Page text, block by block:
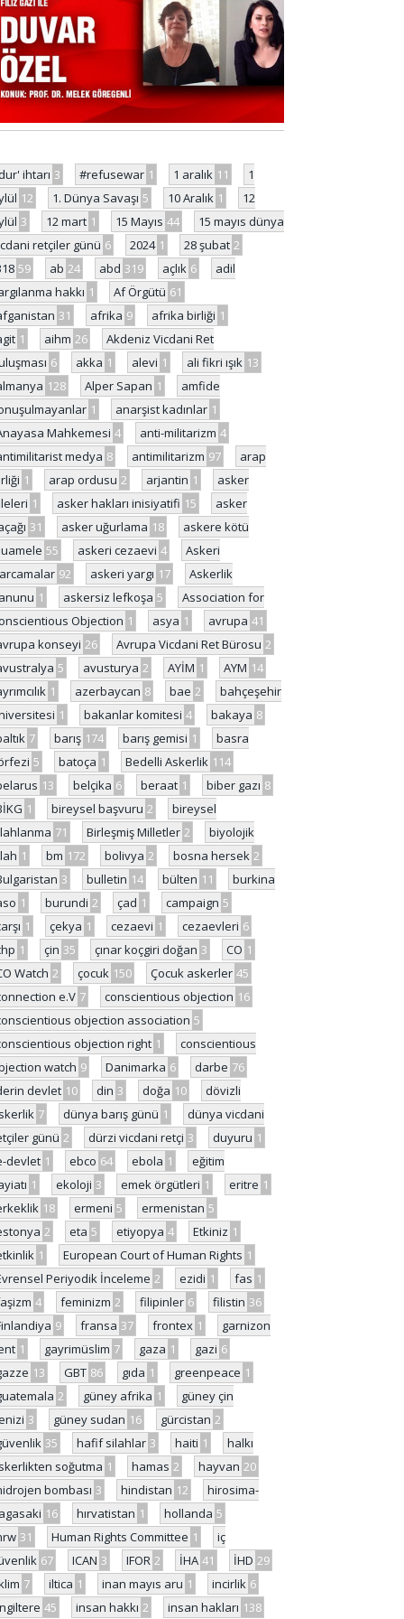
ihtarı 3 #refusewar 1 1 aralık 11
1
12 1. Dünya Savaşı 5 10 Aralık 1
12
3 12 mart 1 15 Mayıs 44
15 mayıs dünya
retçiler günü 6 2024 1 28 şubat 2
59 ab 24 abd 319 açlık 6
adil
hakkı 1 Af Örgütü 61
31 afrika 9 afrika birliği 1
1 aihm 26
Akdeniz Vicdani Ret
6 akka 1 alevi 1 ali fikri ışık 13
128 Alper Sapan 1
amfide
1 anarşist kadınlar 1
Mahkemesi 4 anti-militarizm 4
medya 8 antimilitarizm 97
arap
1 arap ordusu 2 arjantin 1
asker
1 asker hakları inisiyatifi 15
asker
31 asker uğurlama 18
askere kötü
55 askeri cezaevi 4
Askeri
92 askeri yargı 17
Askerlik
1 askersiz lefkoşa 5
Association for
Objection 1 asya 1 avrupa 41
konseyi 26 Avrupa Vicdani Ret Bürosu 2
5 avusturya 2 AYİM 1 AYM 14
1 azerbaycan 8 bae 2
bahçeşehir
1 bakanlar komitesi 4 bakaya 8
7 barış 174 barış gemisi 1
basra
5 batoça 1 Bedelli Askerlik 114
13 belçika 6 beraat 1 biber gazı 8
1 bireysel başvuru 2
bireysel
71 Birleşmiş Milletler 2
biyolojik
1 bm 172 bolivya 2 bosna hersek 2
3 bulletin 14 bülten 11
burkina
1 burundi 2 çad 1 campaign 5
1 çekya 1 cezaevi 1 cezaevleri 6
1 çin 35 çınar koçgiri doğan 3 CO 1
Watch 2 çocuk 150 Çocuk askerler 45
e.V 7 conscientious objection 16
objection association 5
objection right 1
conscientious
watch 9 Danimarka 6 darbe 76
devlet 10 din 3 doğa 10
dövizli
7 dünya barış günü 1
dünya vicdani
günü 2 dürzi vicdani retçi 3 duyuru 1
devlet 1 ebco 64 ebola 1
eğitim
1 ekoloji 3 emek örgütleri 1 eritre 1
18 ermeni 5 ermenistan 5
2 eta 5 etiyopya 4 Etkiniz 1
1 European Court of Human Rights 1
Periyodik İnceleme 2 ezidi 1 fas 1
4 feminizm 2 filipinler 6 filistin 36
9 fransa 37 frontex 1
garnizon
1 gayrimüslim 7 gaza 1 gazi 6
13 GBT 86 gıda 1 greenpeace 1
2 güney afrika 1
güney çin
3 güney sudan 16 gürcistan 2
35 hafif silahlar 3 haiti 1
halkı
soğutma 1 hamas 2 hayvan 20
bombası 3 hindistan 12
hirosima-
16 hırvatistan 1 hollanda 5
31 Human Rights Committee 1
iç
67 ICAN 3 IFOR 2 İHA 41 İHD 29
7 iltica 1 inan mayıs aru 1 incirlik 6
45 insan hakkı 2 insan hakları 138